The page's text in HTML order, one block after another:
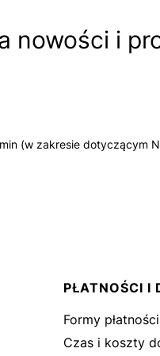
nowości i
(w zakresie
PŁATNOŚCI I
Formy płatności
Czas i koszty